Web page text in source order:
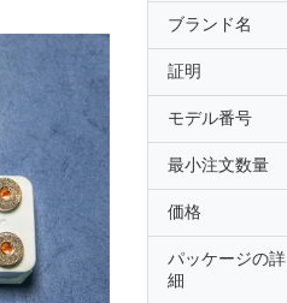
ブランド名
証明
モデル番号
最小注文数量
価格
パッケージの詳
細